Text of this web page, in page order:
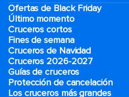
Ofertas de Black Friday
Último momento
Cruceros cortos
Fines de semana
Cruceros de Navidad
Cruceros 2026-2027
Guías de cruceros
Protección de cancelación
Los cruceros más grandes